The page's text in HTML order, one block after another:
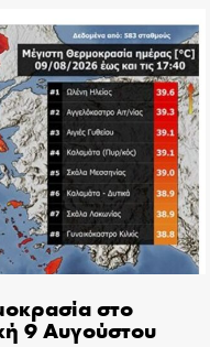
στο
9 Αυγούστου